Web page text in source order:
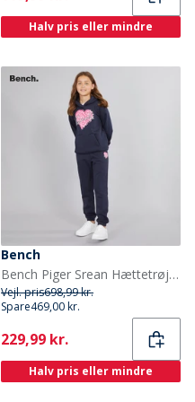
Halv pris eller mindre
Bench
Bench Piger Srean Hættetrøje Og Joggingbukser Træningsdragt Navy
Vejl. pris698,99 kr.
Spare469,00 kr.
Current
229,99 kr.
Halv pris eller mindre